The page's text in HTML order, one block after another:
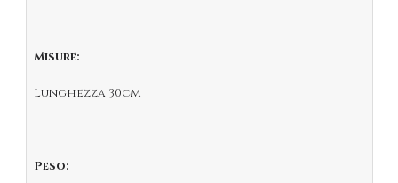
Misure:
Lunghezza 30cm
Peso: